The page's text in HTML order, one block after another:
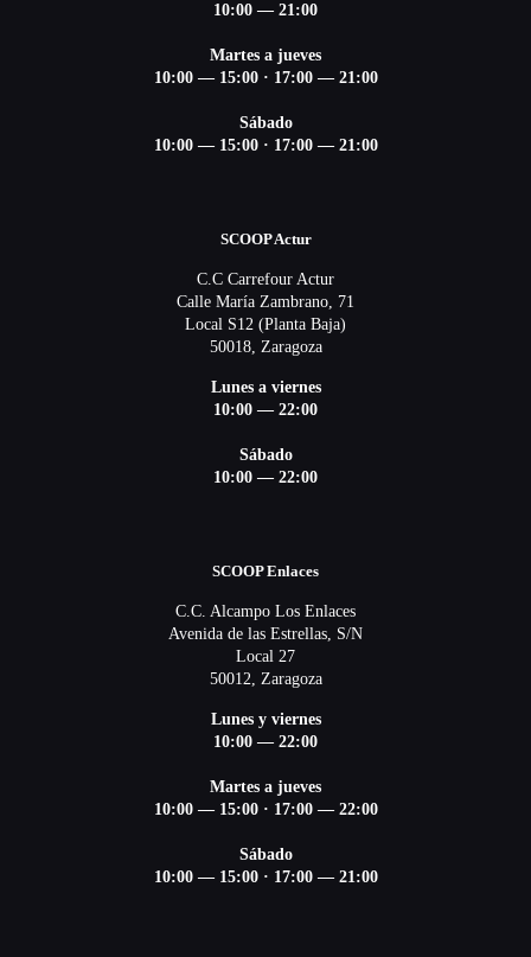
10:00 — 21:00
Martes a jueves
10:00 — 15:00 · 17:00 — 21:00
Sábado
10:00 — 15:00 · 17:00 — 21:00
SCOOP Actur
C.C Carrefour Actur
Calle María Zambrano, 71
Local S12 (Planta Baja)
50018, Zaragoza
Lunes a viernes
10:00 — 22:00
Sábado
10:00 — 22:00
SCOOP Enlaces
C.C. Alcampo Los Enlaces
Avenida de las Estrellas, S/N
Local 27
50012, Zaragoza
Lunes y viernes
10:00 — 22:00
Martes a jueves
10:00 — 15:00· 17:00 — 22:00
Sábado
10:00 — 15:00· 17:00 — 21:00